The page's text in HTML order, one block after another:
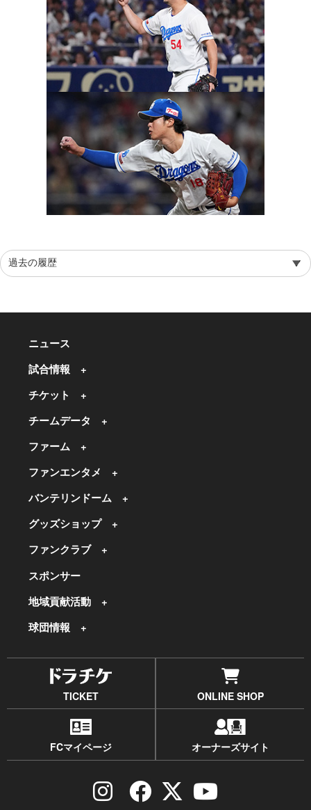
ニュース
試合情報
チケット
チームデータ
ファーム
ファンエンタメ
バンテリンドーム
グッズショップ
ファンクラブ
スポンサー
地域貢献活動
球団情報
TICKET ONLINE SHOP
FCマイページ オーナーズサイト